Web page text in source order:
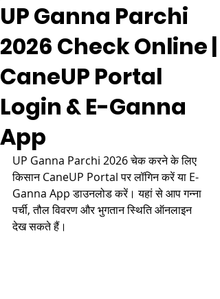
UP Ganna Parchi
2026 Check Online |
CaneUP Portal
Login & E-Ganna
App
UP Ganna Parchi 2026 चेक करने के लिए
किसान CaneUP Portal पर लॉगिन करें या E-
Ganna App डाउनलोड करें। यहां से आप गन्ना
पर्ची, तौल विवरण और भुगतान स्थिति ऑनलाइन
देख सकते हैं।